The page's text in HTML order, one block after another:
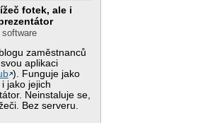
fotek, ale i
zaměstnanců
svou aplikaci
). Funguje jako
jako jejich
Neinstaluje se,
Bez serveru.